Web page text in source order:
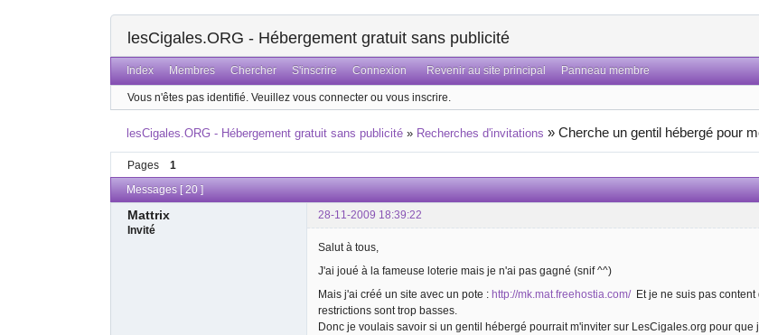
lesCigales.ORG - Hébergement gratuit sans publicité
Index Membres Chercher S'inscrire Connexion Revenir au site principal Panneau membre
Vous n'êtes pas identifié. Veuillez vous connecter ou vous inscrire.
lesCigales.ORG - Hébergement gratuit sans publicité » Recherches d'invitations »Cherche un gentil hébergé pour
Pages 1
Messages [ 20 ]
Mattrix
28-11-2009 18:39:22
Invité
Salut à tous,
J'ai joué à la fameuse loterie mais je n'ai pas gagné (snif ^^)
Mais j'ai créé un site avec un pote : http://mk.mat.freehostia.com/Et je ne suis pas content
restrictions sont trop basses.
Donc je voulais savoir si un gentil hébergé pourrait m'inviter sur LesCigales.org pour que